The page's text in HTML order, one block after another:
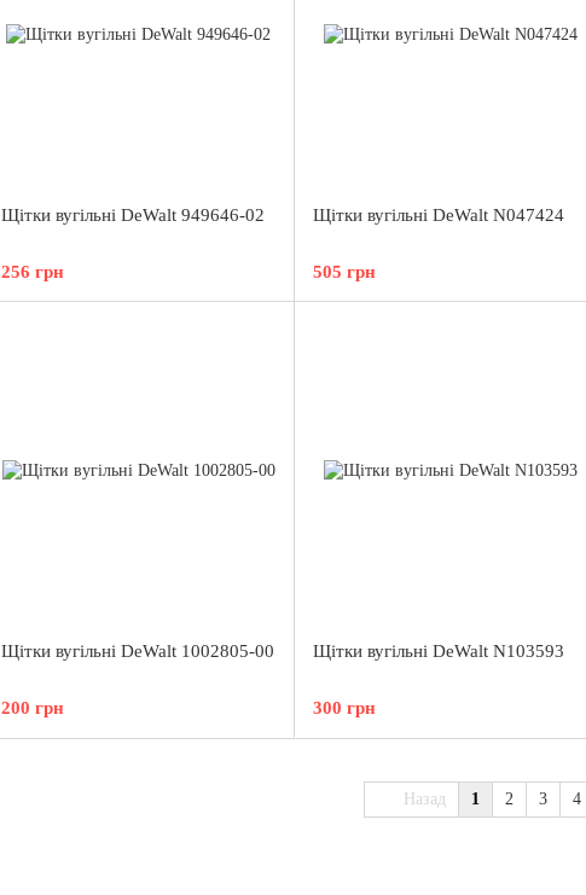
Щітки вугільні DeWalt 949646-02
256 грн
Щітки вугільні DeWalt N047424
505 грн
Щітки вугільні DeWalt 1002805-00
200 грн
Щітки вугільні DeWalt N103593
300 грн
Назад 1 2 3 4